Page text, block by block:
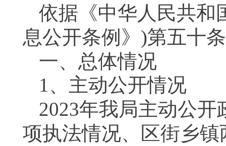
依据《中华人民共和
息公开条例》 )第五十
一、总体情况
1、主动公开情况
2023年我局主动公开
项执法情况、区街乡